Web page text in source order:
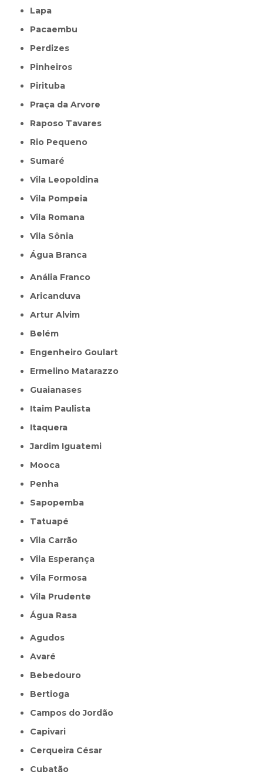
Lapa
Pacaembu
Perdizes
Pinheiros
Pirituba
Praça da Arvore
Raposo Tavares
Rio Pequeno
Sumaré
Vila Leopoldina
Vila Pompeia
Vila Romana
Vila Sônia
Água Branca
Anália Franco
Aricanduva
Artur Alvim
Belém
Engenheiro Goulart
Ermelino Matarazzo
Guaianases
Itaim Paulista
Itaquera
Jardim Iguatemi
Mooca
Penha
Sapopemba
Tatuapé
Vila Carrão
Vila Esperança
Vila Formosa
Vila Prudente
Água Rasa
Agudos
Avaré
Bebedouro
Bertioga
Campos do Jordão
Capivari
Cerqueira César
Cubatão